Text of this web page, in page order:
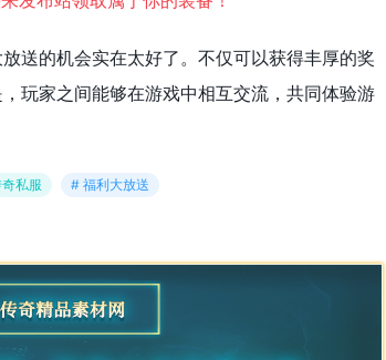
送的机会实在太好了。不仅可以获得丰厚的奖
玩家之间能够在游戏中相互交流，共同体验游
私服 # 福利大放送